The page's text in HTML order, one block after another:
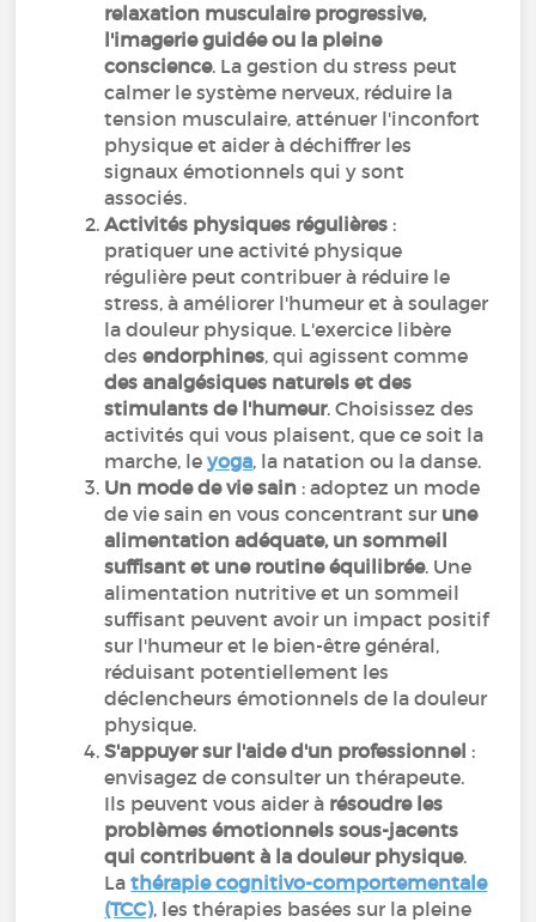
relaxation musculaire progressive,
l'imagerie guidée ou la pleine
conscience. La gestion du stress peut
calmer le système nerveux, réduire la
tension musculaire, atténuer l'inconfort
physique et aider à déchiffrer les
signaux émotionnels qui y sont
associés.
Activités physiques régulières :
pratiquer une activité physique
régulière peut contribuer à réduire le
stress, à améliorer l'humeur et à soulager
la douleur physique. L'exercice libère
desendorphines, qui agissent comme
des analgésiques naturels et des
stimulants de l'humeur. Choisissez des
activités qui vous plaisent, que ce soit la
marche, leyoga, la natation ou la danse.
Un mode de vie sain : adoptez un mode
de vie sain en vous concentrant sur une
alimentation adéquate, un sommeil
suffisant et une routine équilibrée. Une
alimentation nutritive et un sommeil
suffisant peuvent avoir un impact positif
sur l'humeur et le bien-être général,
réduisant potentiellement les
déclencheurs émotionnels de la douleur
physique.
S'appuyer sur l'aide d'un professionnel :
envisagez de consulter un thérapeute.
Ils peuvent vous aider à résoudre les
problèmes émotionnels sous-jacents
qui contribuent à la douleur physique.
Lathérapie cognitivo-comportementale
(TCC), les thérapies basées sur la pleine